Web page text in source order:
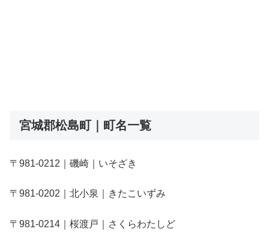
宮城郡松島町｜町名一覧
〒981-0212｜磯崎｜いそざき
〒981-0202｜北小泉｜きたこいずみ
〒981-0214｜桜渡戸｜さくらわたしど